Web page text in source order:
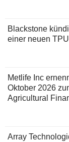
Blackstone
einer neuen
Metlife Inc
Oktober 2026
Agricultural
Array